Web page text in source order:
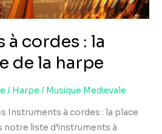
cordes : la
de la harpe
/ Harpe / Musique Medievale
Instruments à cordes : la place
notre liste d’instruments à